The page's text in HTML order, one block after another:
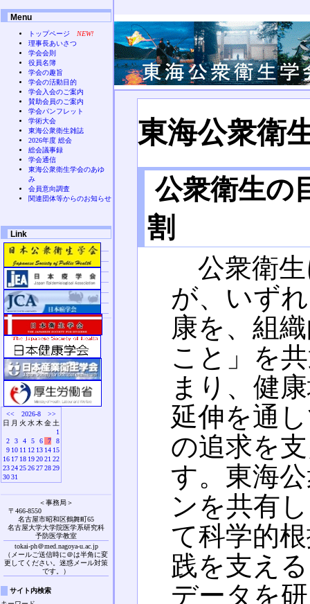
東海公衆衛
公衆衛生の
割
公衆衛生
が、いず
康を、組
こと」を
まり、健
延伸を通
の追求を
す。東海
ンを共有
て科学的
践を支え
データを
Menu
トップページ
NEW!
理事長あいさつ
学会会則
役員名簿
学会の趣旨
学会の活動目的
学会入会のご案内
賛助会員のご案内
学会パンフレット
学術大会
東海公衆衛生雑誌
2026年度 総会
総会議事録
学会通信
東海公衆衛生学会のあゆ
み
会員意向調査
関連団体等からのお知らせ
Link
<< 2026-8
>>
日 月 火 水 木 金 土
1
2
3 4 5 6 7
8
9 10 11 12 13 14 15
16 17 18 19 20 21 22
23 24 25 26 27 28 29
30 31
＜事務局＞
〒466-8550
名古屋市昭和区鶴舞町65
名古屋大学大学院医学系研究科
予防医学教室
tokai-ph＠med.nagoya-u.ac.jp
（メールご送信時に＠は半角に変
更してください。迷惑メール対策
です。）
サイト内検索